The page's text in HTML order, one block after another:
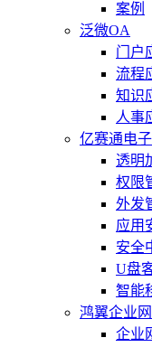
案例
泛微OA
门户
流程
知识
人事
亿赛通电
透明
权限
外发
应用
安全
U盘
智能
鸿翼企业
企业